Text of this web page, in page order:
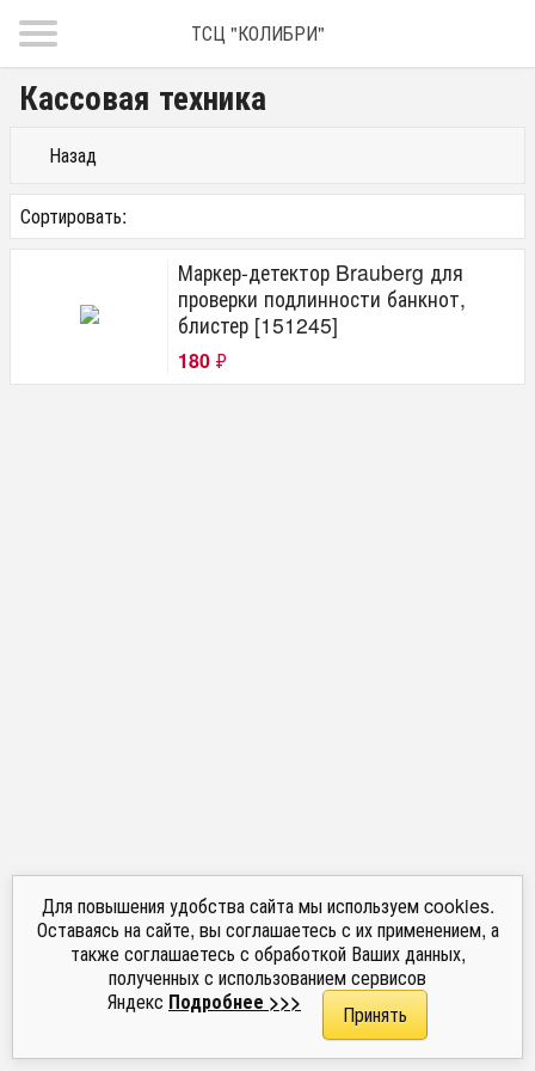
Для повышения удобства сайта мы используем cookies.
Оставаясь на сайте, вы соглашаетесь с их применением, а
также соглашаетесь с обработкой Ваших данных,
полученных с использованием сервисов
Яндекс Подробнее >>> Принять
ТСЦ "КОЛИБРИ"
Кассовая техника
Назад
Сортировать:
Маркер-детектор Brauberg для
проверки подлинности банкнот,
блистер [151245]
180 ₽